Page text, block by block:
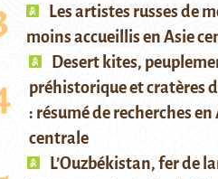
Les artistes russes de
moins accueillis en Asie
Desert kites,
préhistorique et cratères
: résumé de recherches en
centrale
L’Ouzbékistan, fer de